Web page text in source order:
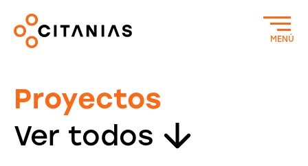
MENÚ
Proyectos
Ver todos